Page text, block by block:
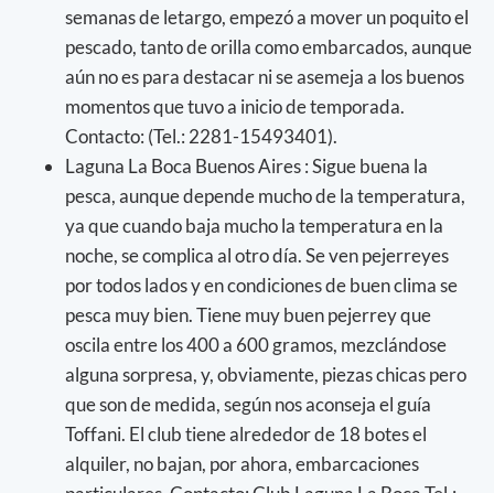
semanas de letargo, empezó a mover un poquito el
pescado, tanto de orilla como embarcados, aunque
aún no es para destacar ni se asemeja a los buenos
momentos que tuvo a inicio de temporada.
Contacto: (Tel.: 2281-15493401).
Laguna La Boca Buenos Aires : Sigue buena la
pesca, aunque depende mucho de la temperatura,
ya que cuando baja mucho la temperatura en la
noche, se complica al otro día. Se ven pejerreyes
por todos lados y en condiciones de buen clima se
pesca muy bien. Tiene muy buen pejerrey que
oscila entre los 400 a 600 gramos, mezclándose
alguna sorpresa, y, obviamente, piezas chicas pero
que son de medida, según nos aconseja el guía
Toffani. El club tiene alrededor de 18 botes el
alquiler, no bajan, por ahora, embarcaciones